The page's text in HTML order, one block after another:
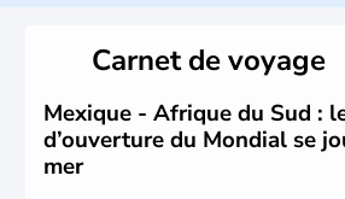
Mandela. Sa capitale
Pretoria. L'Afrique du Sud est
minières, notamment avec l'or et le
Carnet de voyage
Mexique - Afrique du Sud :
d’ouverture du Mondial se
mer